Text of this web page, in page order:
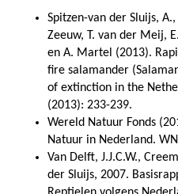
Spitzen-van der Sluijs,
Zeeuw, T. van der Meij,
en A. Martel (2013).
fire salamander
of extinction in the
(2013): 233-239.
Wereld Natuur Fonds
Natuur in Nederland.
Van Delft, J.J.C.W.,
der Sluijs, 2007.